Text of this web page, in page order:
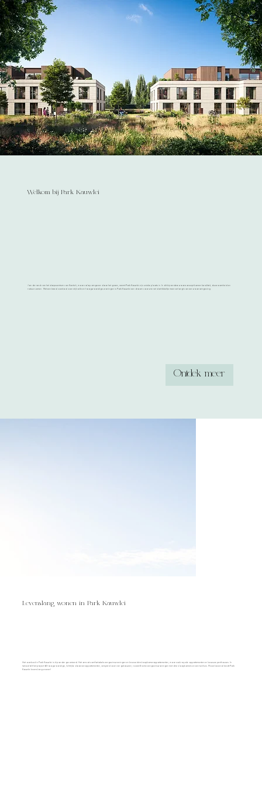
Ontdek het project
Levenslang wonen in Park Kauwlei
Het aanbod in Park Kauwlei is bijzonder gevarieerd. Het omvat comfortabele eengezinswoningen en knusse éénslaapkamerappartementen, maar ook royale appartementen en luxueuze penthouses. In
totaal telt het project 68 hoogwaardige, lichtrijke doorzonappartementen, verspreid over vier gebouwen, naast 8 ruime eengezinswoningen met drie slaapkamers en een tuinhuis. Maar bovenal biedt Park
Kauwlei levenslang wonen!
Welkom bij Park Kauwlei
Aan de rand van het dorpscentrum van Kontich, maar volop omgeven door het groen, neemt Park Kauwlei zijn unieke plaats in. In dit bijzondere woonconcept komen kwaliteit, duurzaamheid en
natuur samen. Met een breed aanbod aan stijlvolle en hoogwaardige woningen is Park Kauwlei een droom voor wie net dat tikkeltje meer verlangt van een woonomgeving.
Ontdek meer